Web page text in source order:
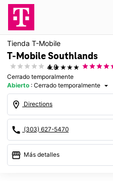
Tienda T-Mobile
T-Mobile Southlands
★★★★★
4.0
Cerrado temporalmente
Abierto : Cerrado temporalmente arrow_drop_down
location_on Directions
call (303) 627-5470
storefront Más detalles